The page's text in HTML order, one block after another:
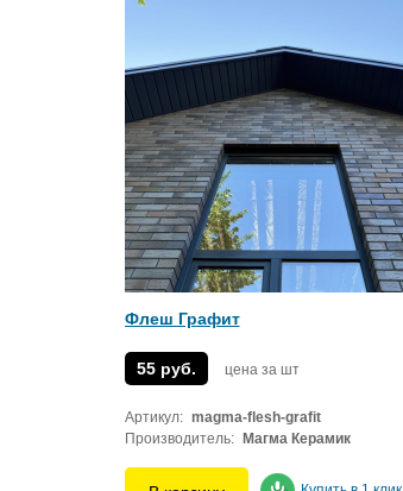
Флеш Графит
55 руб. цена за шт
Артикул: magma-flesh-grafit
Производитель:
Магма Керамик